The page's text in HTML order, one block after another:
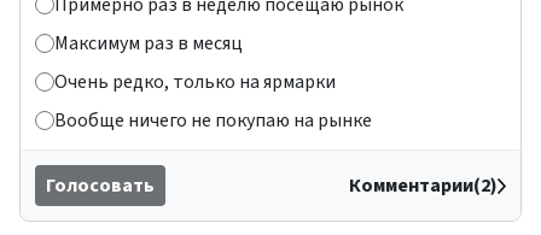
Максимум раз в месяц
Очень редко, только на ярмарки
Вообще ничего не покупаю на рынке
Голосовать Комментарии(2)